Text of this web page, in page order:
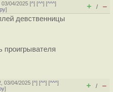
03/04/2025 [^] [^^] [^^^]
] + / –
девственницы
проигрывателя
03/04/2025 [^] [^^] [^^^]
] + / –